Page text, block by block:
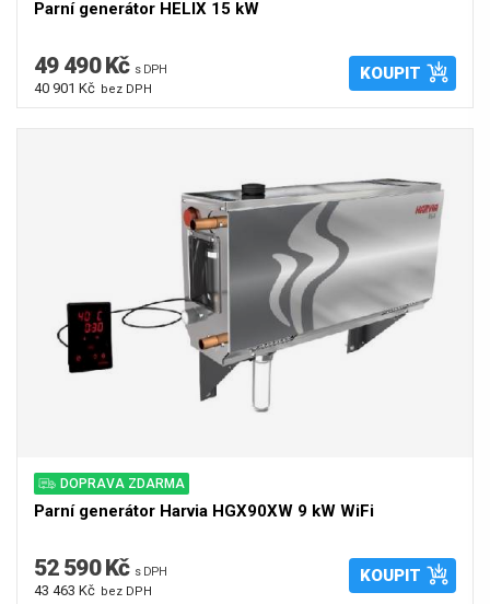
Parní generátor HELIX 15 kW
49 490 Kč s DPH
40 901 Kč bez DPH
KOUPIT
DOPRAVA ZDARMA
Parní generátor Harvia HGX90XW 9 kW WiFi
52 590 Kč s DPH
43 463 Kč bez DPH
KOUPIT